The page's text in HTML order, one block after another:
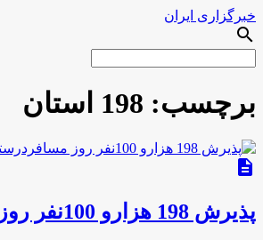
خبرگزاری ایران
search
برچسب: 198 استان
description
پذیرش 198 هزارو 100نفر روز مسافردرستادهای اسکان تابستانی فرهنگیان استان